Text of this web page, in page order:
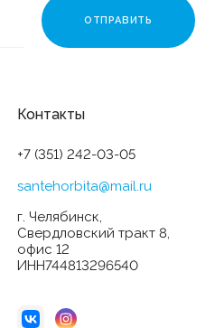
Контакты
+7 (351) 242-03-05
santehorbita@mail.ru
г. Челябинск,
Свердловский тракт 8,
офис 12
ИНН744813296540